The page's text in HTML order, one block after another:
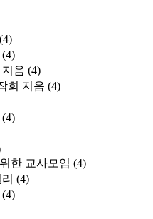
(4)
(4)
음 (4)
회 지음 (4)
(4)
한 교사모임 (4)
(4)
(4)